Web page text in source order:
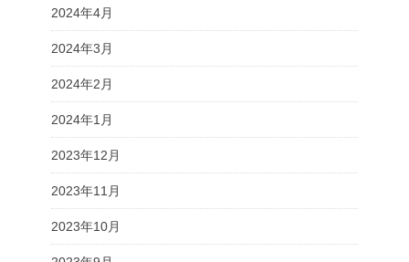
2024年4月
2024年3月
2024年2月
2024年1月
2023年12月
2023年11月
2023年10月